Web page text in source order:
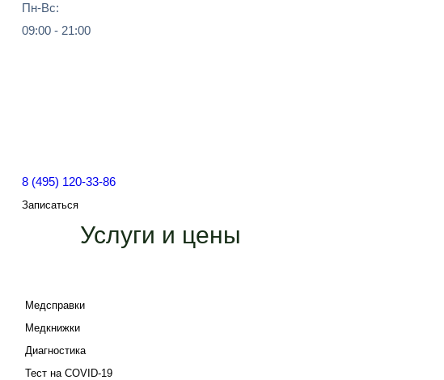
Пн-Вс:
09:00 - 21:00
8 (495) 120-33-86
Записаться
Услуги и цены
Медсправки
Медкнижки
Диагностика
Тест на COVID-19